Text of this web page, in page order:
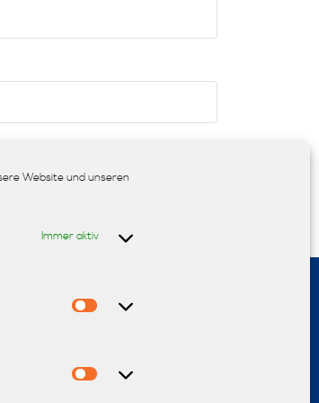
Website und unseren
Immer aktiv
Statistiken
Marketing
Polsterei